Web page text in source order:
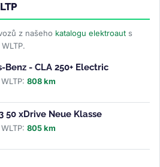
z našeho katalogu elektroaut s
Benz - CLA 250+ Electric
808 km
50 xDrive Neue Klasse
805 km